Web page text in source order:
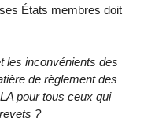
États membres doit
les inconvénients des
de règlement des
pour tous ceux qui
?